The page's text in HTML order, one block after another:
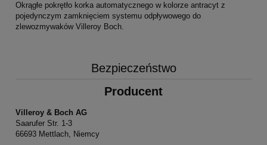
Okrągłe pokrętło korka automatycznego w kolorze antracyt z
pojedynczym zamknięciem systemu odpływowego do
zlewozmywaków Villeroy Boch.
Bezpieczeństwo
Producent
Villeroy & Boch AG
Saarufer Str. 1-3
66693 Mettlach, Niemcy